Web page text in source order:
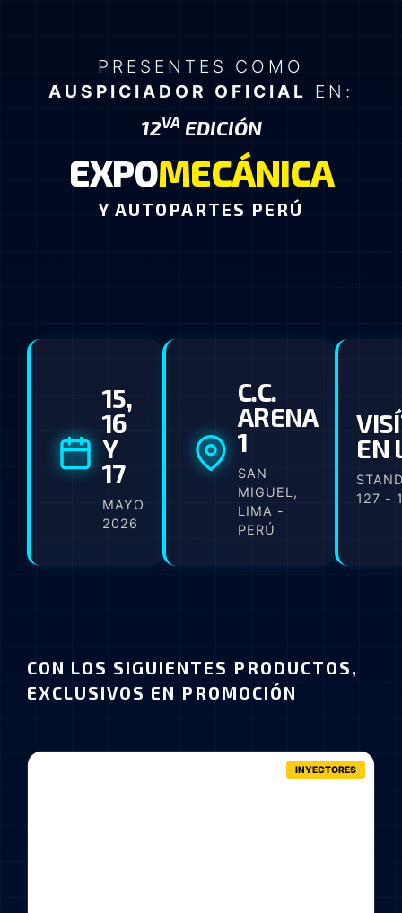
PRESENTES COMO
AUSPICIADOR OFICIAL EN:
12VAEDICIÓN
EXPOMECÁNICA
Y AUTOPARTES PERÚ
15,
16
Y
17
MAYO
2026
C.C.
ARENA
1
SAN
MIGUEL,
LIMA -
PERÚ
EN
127 -
CON LOS SIGUIENTES PRODUCTOS,
EXCLUSIVOS EN PROMOCIÓN
INYECTORES